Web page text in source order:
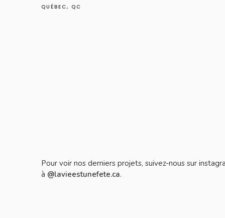
Pour voir nos derniers projets, suivez-nous sur
à @lavieestunefete.ca.
QUÉBEC, QC